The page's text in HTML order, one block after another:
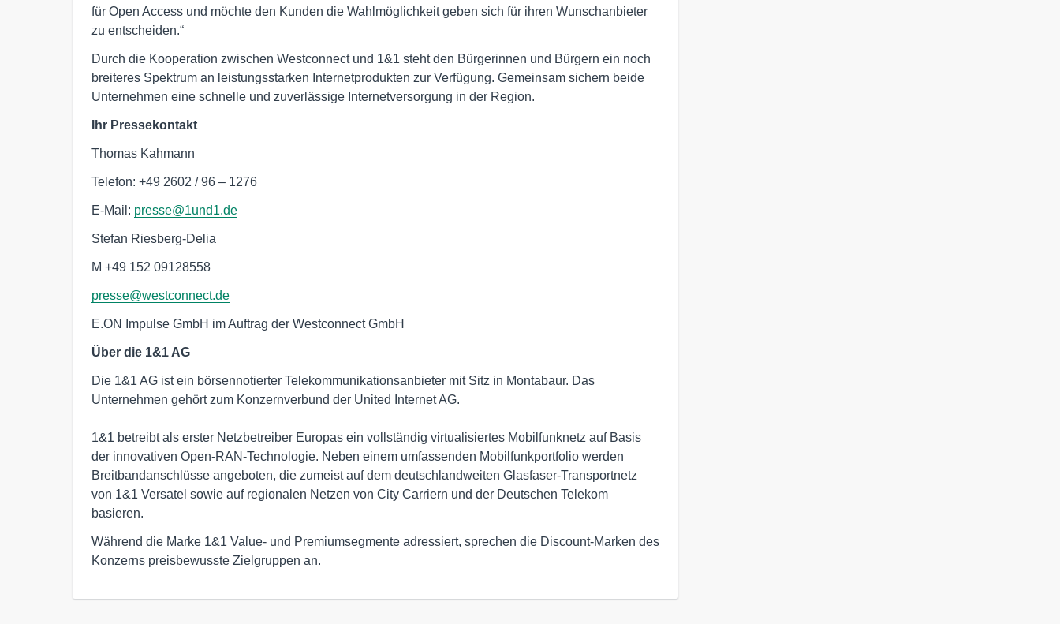
für Open Access und möchte den Kunden die Wahlmöglichkeit geben sich für ihren Wunschanbieter
zu entscheiden.“
Durch die Kooperation zwischen Westconnect und 1&1 steht den Bürgerinnen und Bürgern ein noch
breiteres Spektrum an leistungsstarken Internetprodukten zur Verfügung. Gemeinsam sichern beide
Unternehmen eine schnelle und zuverlässige Internetversorgung in der Region.
Ihr Pressekontakt
Thomas Kahmann
Telefon: +49 2602 / 96 – 1276
E-Mail: presse@1und1.de
Stefan Riesberg-Delia
M +49 152 09128558
presse@westconnect.de
E.ON Impulse GmbH im Auftrag der Westconnect GmbH
Über die 1&1 AG
Die 1&1 AG ist ein börsennotierter Telekommunikationsanbieter mit Sitz in Montabaur. Das
Unternehmen gehört zum Konzernverbund der United Internet AG.
1&1 betreibt als erster Netzbetreiber Europas ein vollständig virtualisiertes Mobilfunknetz auf Basis
der innovativen Open-RAN-Technologie. Neben einem umfassenden Mobilfunkportfolio werden
Breitbandanschlüsse angeboten, die zumeist auf dem deutschlandweiten Glasfaser-Transportnetz
von 1&1 Versatel sowie auf regionalen Netzen von City Carriern und der Deutschen Telekom
basieren.
Während die Marke 1&1 Value- und Premiumsegmente adressiert, sprechen die Discount-Marken des
Konzerns preisbewusste Zielgruppen an.